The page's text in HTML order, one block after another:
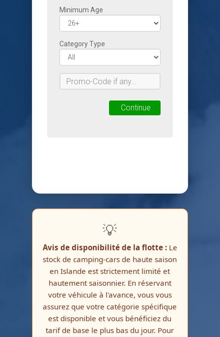
💡
Avis de disponibilité de la flotte :Le
stock de camping-cars de haute saison
en Islande est strictement limité et
hautement saisonnier. En réservant
votre véhicule à l'avance, vous vous
assurez que votre catégorie spécifique
est disponible et vous bénéficiez du
tarif de base le plus bas du jour. Pour